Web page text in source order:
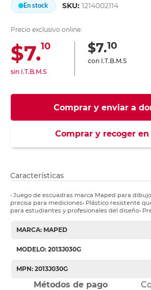
En stock SKU:1214002114
Precio exclusivo online:
$7.10
sin I.T.B.M.S
$7.10
con I.T.B.M.S
Comprar y enviar a
Comprar y recoger
Características
• Juego de escuadras marca Maped para
precisa para mediciones• Plástico resistente
para estudiantes y profesionales del diseño•
MARCA: MAPED
MODELO: 2013J030G
MPN: 2013J030G
Métodos de pago